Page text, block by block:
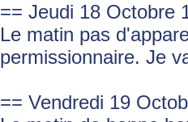
== Jeudi 18 Octobre
Le matin pas
permissionnaire. Je
== Vendredi 19